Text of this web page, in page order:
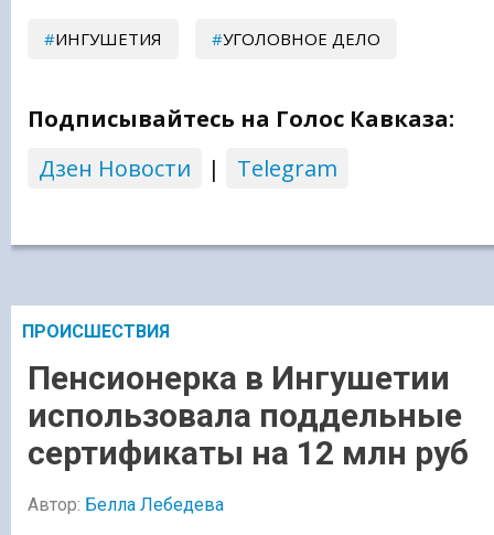
ИНГУШЕТИЯ УГОЛОВНОЕ ДЕЛО
Подписывайтесь на Голос Кавказа:
Дзен Новости
| Telegram
ПРОИСШЕСТВИЯ
Пенсионерка в Ингушетии
использовала поддельные
сертификаты на 12 млн руб
Автор: Белла Лебедева